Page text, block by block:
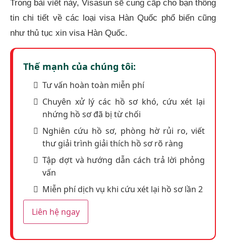
Trong bài viết này, Visasun sẽ cung cấp cho bạn thông
tin chi tiết về các loại visa Hàn Quốc phổ biến cũng
như thủ tục xin visa Hàn Quốc.
Thế mạnh của chúng tôi:
Tư vấn hoàn toàn miễn phí
Chuyên xử lý các hồ sơ khó, cứu xét lại
nhứng hồ sơ đã bị từ chối
Nghiên cứu hồ sơ, phòng hờ rủi ro, viết
thư giải trình giải thích hồ sơ rõ ràng
Tập dợt và hướng dẫn cách trả lời phỏng
vấn
Miễn phí dịch vụ khi cứu xét lại hồ sơ lần 2
Liên hệ ngay